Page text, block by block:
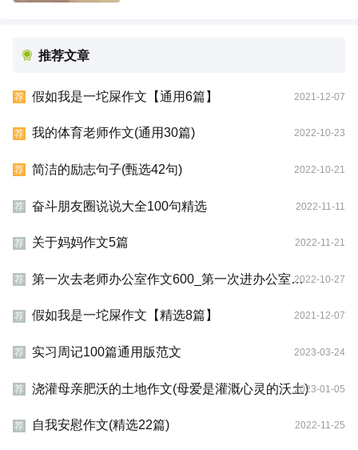
推荐文章
荐 假如我是一坨屎作文【通用6篇】 2021-12-07
荐 我的体育老师作文(通用30篇) 2022-10-23
荐 简洁的励志句子(甄选42句) 2022-10-21
荐 奋斗朋友圈说说大全100句精选 2022-11-11
荐 关于妈妈作文5篇 2022-11-21
荐 第一次去老师办公室作文600_第一次进办公室作文800字
2022-10-27
荐 假如我是一坨屎作文【精选8篇】 2021-12-07
荐 实习周记100篇通用版范文 2023-03-24
荐 浇灌母亲肥沃的土地作文(母爱是灌溉心灵的沃土)2023-01-05
荐 自我安慰作文(精选22篇) 2022-11-25